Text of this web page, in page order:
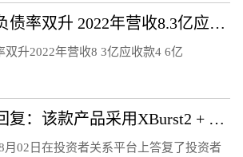
中超股份业绩负债率双升 2022年营收8.3亿应收款4.6亿
双升2022年营收8 3亿应收款4 6亿
北京君正董秘回复：该款产品采用XBurst2 + NPU，已量产销售
月02日在投资者关系平台上答复了投资者